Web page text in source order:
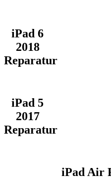
iPad 6
2018
Reparatur
iPad 5
2017
Reparatur
iPad Air